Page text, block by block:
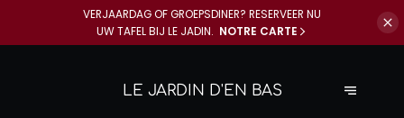
VERJAARDAG OF GROEPSDINER? RESERVEER NU
UW TAFEL BIJ LE JADIN. NOTRE CARTE
LE JARDIN D'EN BAS